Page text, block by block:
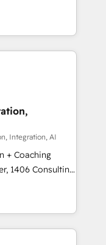
center by
of integrating
from CRM
offline sales
and meet
4
skills,
Integration, AI
+ Coaching
how
just build your
it, then stay